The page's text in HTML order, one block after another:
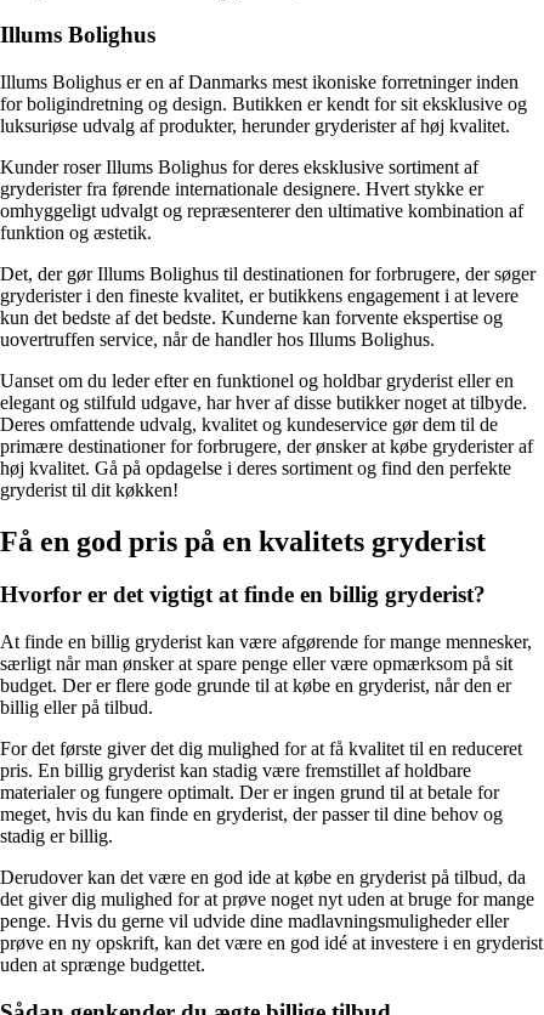
Illums Bolighus
Illums Bolighus er en af Danmarks mest ikoniske forretninger inden
for boligindretning og design. Butikken er kendt for sit eksklusive og
luksuriøse udvalg af produkter, herunder gryderister af høj kvalitet.
Kunder roser Illums Bolighus for deres eksklusive sortiment af
gryderister fra førende internationale designere. Hvert stykke er
omhyggeligt udvalgt og repræsenterer den ultimative kombination af
funktion og æstetik.
Det, der gør Illums Bolighus til destinationen for forbrugere, der søger
gryderister i den fineste kvalitet, er butikkens engagement i at levere
kun det bedste af det bedste. Kunderne kan forvente ekspertise og
uovertruffen service, når de handler hos Illums Bolighus.
Uanset om du leder efter en funktionel og holdbar gryderist eller en
elegant og stilfuld udgave, har hver af disse butikker noget at tilbyde.
Deres omfattende udvalg, kvalitet og kundeservice gør dem til de
primære destinationer for forbrugere, der ønsker at købe gryderister af
høj kvalitet. Gå på opdagelse i deres sortiment og find den perfekte
gryderist til dit køkken!
Få en god pris på en kvalitets gryderist
Hvorfor er det vigtigt at finde en billig gryderist?
At finde en billig gryderist kan være afgørende for mange mennesker,
særligt når man ønsker at spare penge eller være opmærksom på sit
budget. Der er flere gode grunde til at købe en gryderist, når den er
billig eller på tilbud.
For det første giver det dig mulighed for at få kvalitet til en reduceret
pris. En billig gryderist kan stadig være fremstillet af holdbare
materialer og fungere optimalt. Der er ingen grund til at betale for
meget, hvis du kan finde en gryderist, der passer til dine behov og
stadig er billig.
Derudover kan det være en god ide at købe en gryderist på tilbud, da
det giver dig mulighed for at prøve noget nyt uden at bruge for mange
penge. Hvis du gerne vil udvide dine madlavningsmuligheder eller
prøve en ny opskrift, kan det være en god idé at investere i en gryderist
uden at sprænge budgettet.